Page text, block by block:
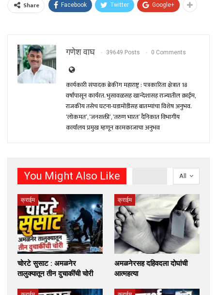
Share Facebook Twitter Google+
गणेश वाघ 39649 Posts 0 Comments
कार्यकारी संपादक ब्रेकींग महाराष्ट्र : पत्रकारिता क्षेत्रात 18
वर्षांपासून कार्यरत. भुसावळसह खान्देशासह राज्यातील क्राईम,
राजकीय तसेच घटना-घडामोंडीसह बातम्यांचा विशेष अनुभव.
‘लोकमत’, ‘जनशक्ती’, ‘तरुण भारत’ दैनिकात विभागीय
कार्यालय प्रमुख म्हणून कामकाजाचा अनुभव
All
You Might Also Like
क्राईम
चोरटे सुसाट : अमळनेर
तालुक्यातून तीन दुचाकींची चोरी
क्राईम
अमळनेरसह दहिवदला दोघांची
आत्महत्या